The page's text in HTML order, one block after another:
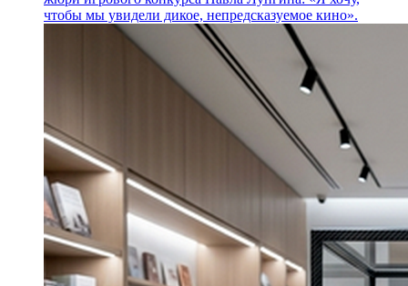
чтобы мы увидели дикое, непредсказуемое кино».